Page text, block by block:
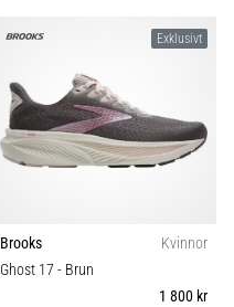
Exklusivt
Brooks
Kvinnor
Ghost 17 - Brun
1 800 kr